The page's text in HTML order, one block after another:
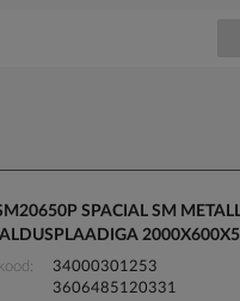
SPACIAL SM
34000301253
3606485120331